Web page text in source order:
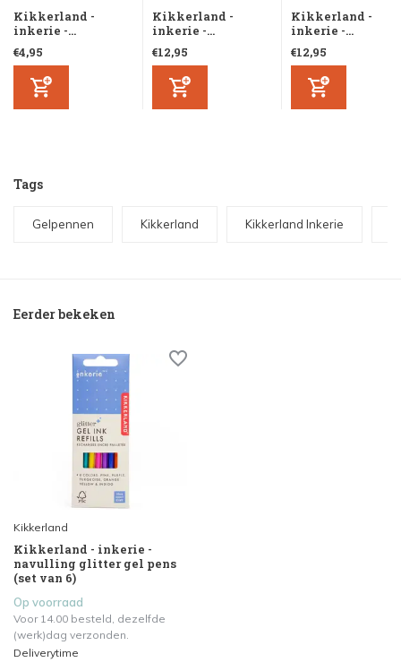
Kikkerland -
inkerie -...
€4,95
Kikkerland -
inkerie -...
€12,95
Kikkerland -
inkerie -...
€12,95
Tags
Gelpennen Kikkerland Kikkerland Inkerie
Eerder bekeken
Kikkerland
Kikkerland - inkerie -
navulling glitter gel pens
(set van 6)
Op voorraad
Voor 14.00 besteld, dezelfde
(werk)dag verzonden.
Deliverytime